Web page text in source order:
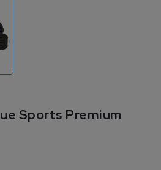
Sports Premium